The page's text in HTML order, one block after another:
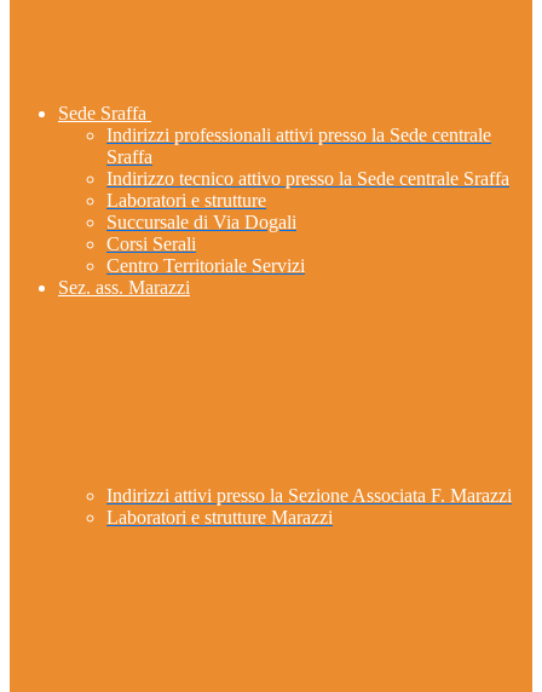
Sede Sraffa
Indirizzi professionali attivi presso la Sede centrale
Sraffa
Indirizzo tecnico attivo presso la Sede centrale Sraffa
Laboratori e strutture
Succursale di Via Dogali
Corsi Serali
Centro Territoriale Servizi
Sez. ass. Marazzi
Indirizzi attivi presso la Sezione Associata F. Marazzi
Laboratori e strutture Marazzi